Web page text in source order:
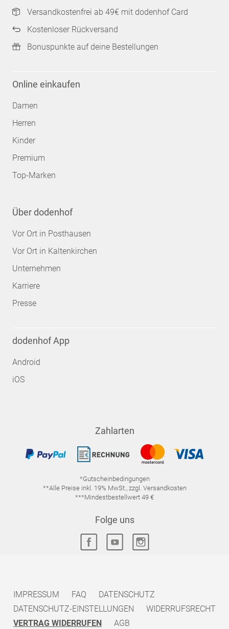
Versandkostenfrei ab 49€ mit dodenhof Card
Kostenloser Rückversand
Bonuspunkte auf deine Bestellungen
Online einkaufen
Damen
Herren
Kinder
Premium
Top-Marken
Über dodenhof
Vor Ort in Posthausen
Vor Ort in Kaltenkirchen
Unternehmen
Karriere
Presse
dodenhof App
Android
iOS
Zahlarten
*Gutscheinbedingungen
**Alle Preise inkl. 19% MwSt., zzgl. Versandkosten
***Mindestbestellwert 49 €
Folge uns
IMPRESSUM FAQ
DATENSCHUTZ
DATENSCHUTZ-EINSTELLUNGEN
WIDERRUFSRECHT
VERTRAG WIDERRUFEN
AGB